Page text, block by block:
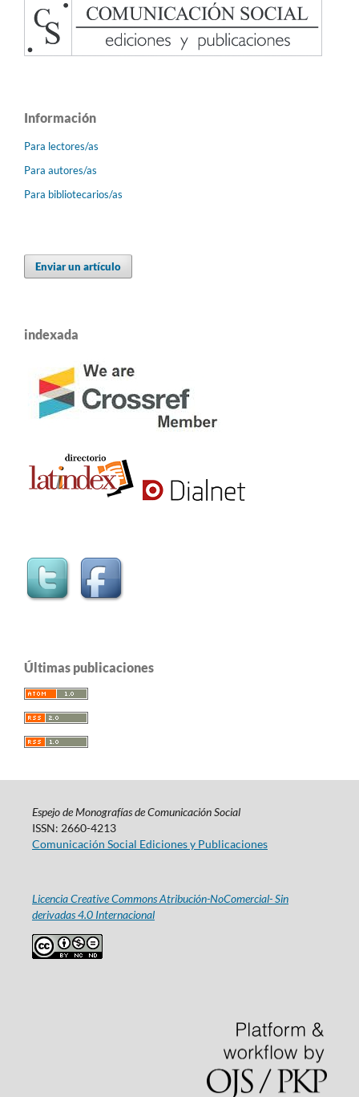
Información
Para lectores/as
Para autores/as
Para bibliotecarios/as
Enviar un artículo
indexada
Últimas publicaciones
Espejo de Monografías de Comunicación Social
ISSN: 2660-4213
Comunicación Social Ediciones y Publicaciones
Licencia Creative Commons Atribución-NoComercial- Sin
derivadas 4.0 Internacional